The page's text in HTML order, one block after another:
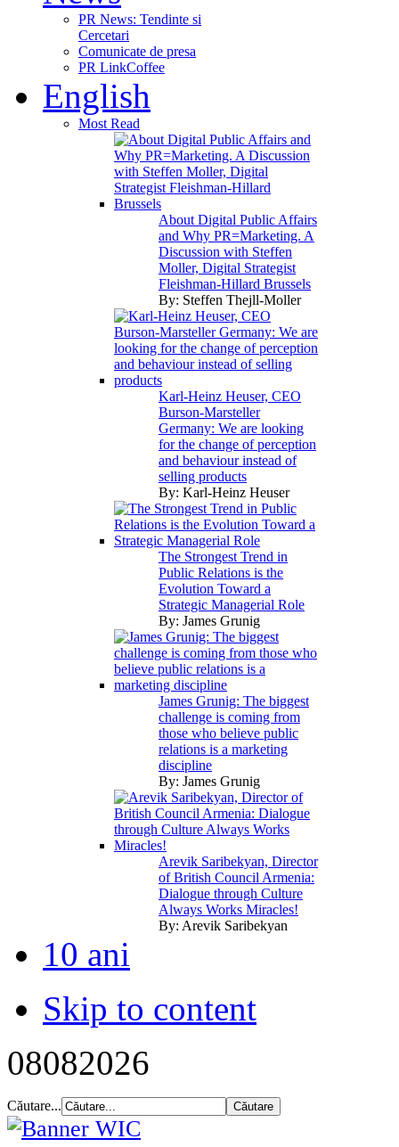
PR News: Tendinte si
Cercetari
Comunicate de presa
PR LinkCoffee
English
Most Read
About Digital Public Affairs
and Why PR=Marketing. A
Discussion with Steffen
Moller, Digital Strategist
Fleishman-Hillard Brussels
By: Steffen Thejll-Moller
Karl-Heinz Heuser, CEO
Burson-Marsteller
Germany: We are looking
for the change of perception
and behaviour instead of
selling products
By: Karl-Heinz Heuser
The Strongest Trend in
Public Relations is the
Evolution Toward a
Strategic Managerial Role
By: James Grunig
James Grunig: The biggest
challenge is coming from
those who believe public
relations is a marketing
discipline
By: James Grunig
Arevik Saribekyan, Director
of British Council Armenia:
Dialogue through Culture
Always Works Miracles!
By: Arevik Saribekyan
10 ani
Skip to content
08082026
Căutare...